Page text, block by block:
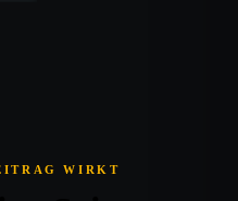
WIRKT